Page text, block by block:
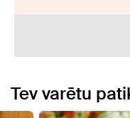
Tev varētu